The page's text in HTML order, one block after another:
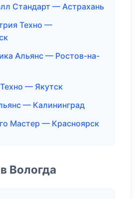
Стандарт — Астрахань
Техно —
Альянс — Ростов-на-
— Якутск
— Калининград
Мастер — Красноярск
Вологда